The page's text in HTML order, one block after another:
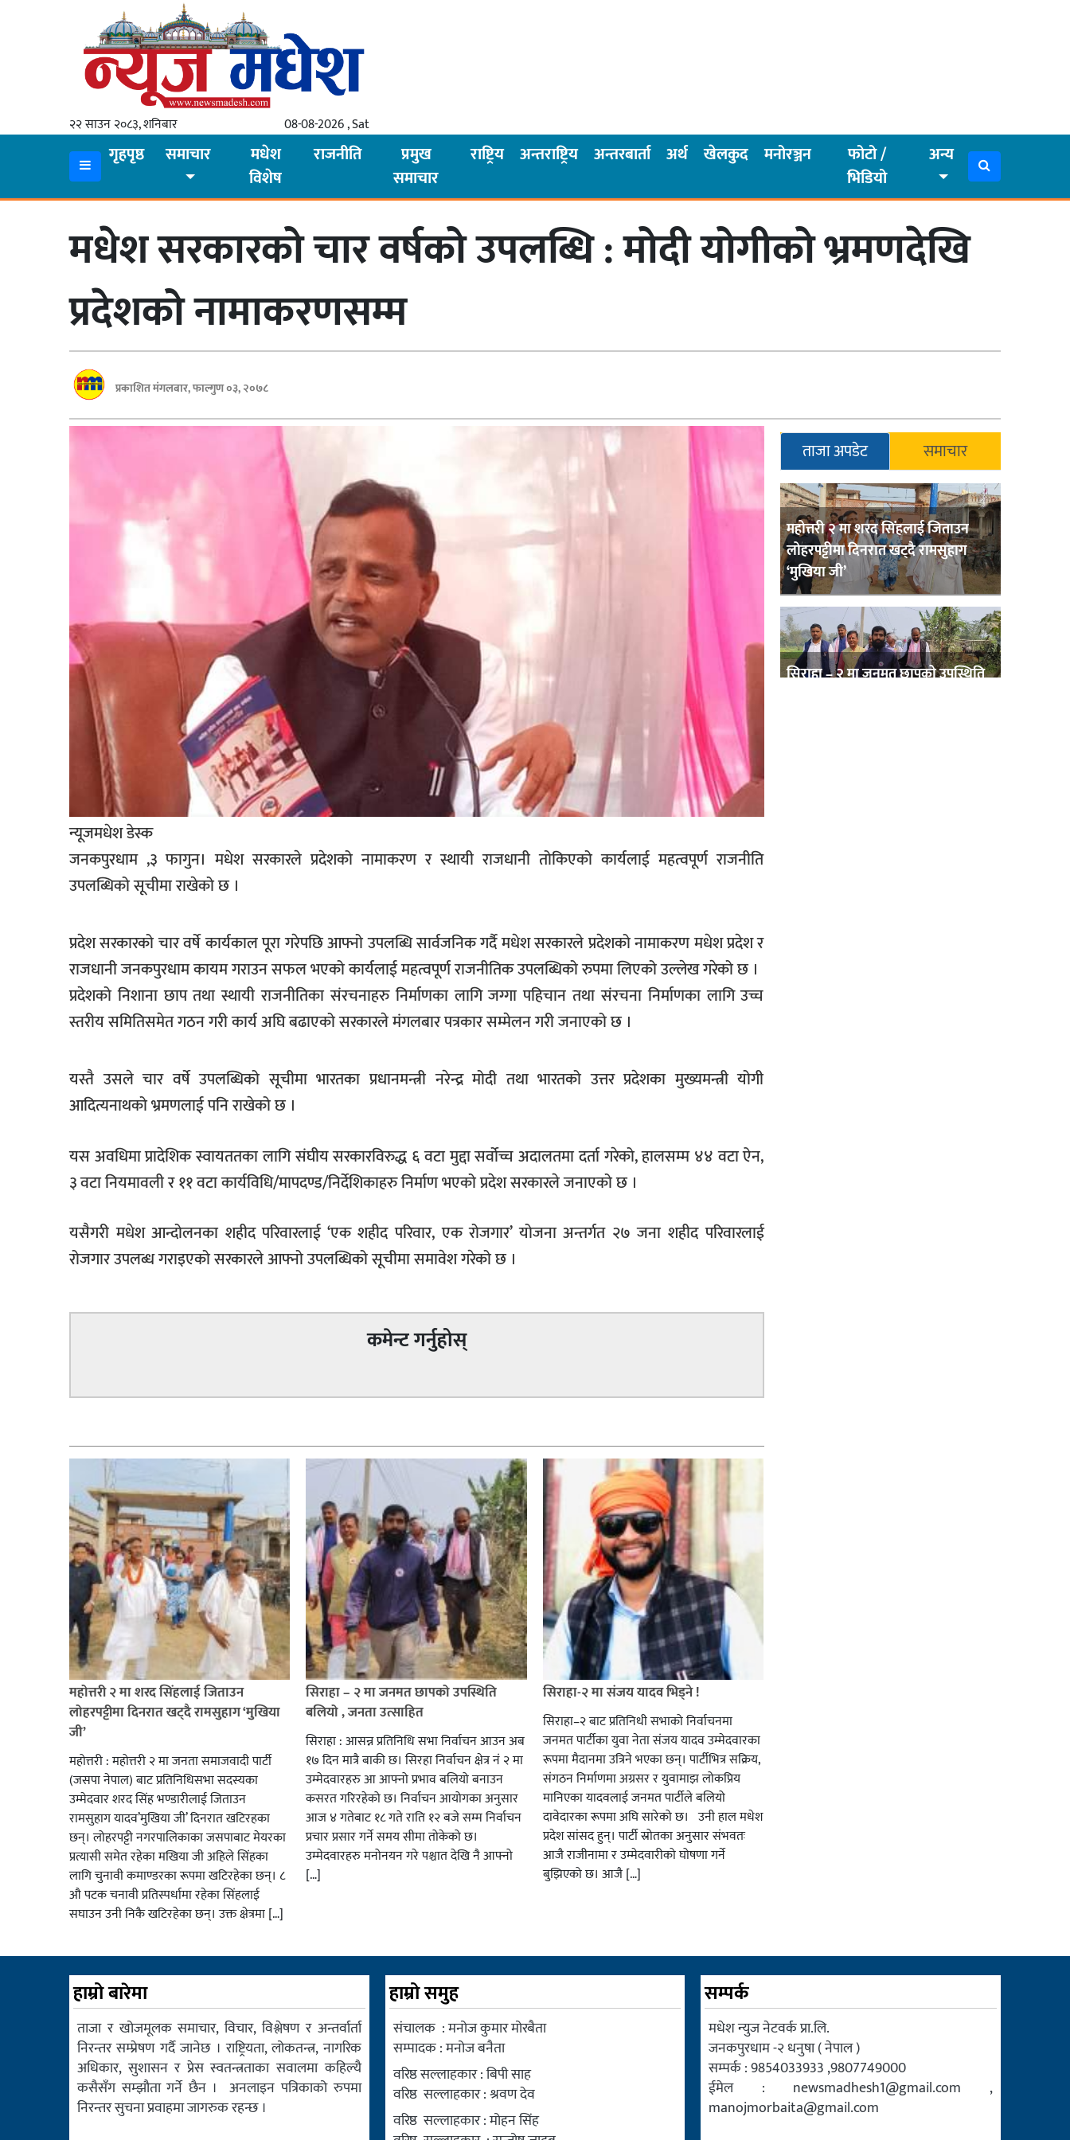
२२ साउन २०८३, शनिबार 08-08-2026 , Sat
गृहपृष्ठ समाचार
मधेश
विशेष
राजनीति
प्रमुख
समाचार
राष्ट्रिय अन्तराष्ट्रिय अन्तरबार्ता अर्थ खेलकुद मनोरञ्जन
फोटो /
भिडियो
अन्य
सुदूरपश्चिम
अन्तराष्ट्रिय
अन्तरबार्ता
मधेश सरकारको चार वर्षको उपलब्धि : मोदी योगीको भ्रमणदेखि
प्रदेशको नामाकरणसम्म
प्रकाशित मंगलबार, फाल्गुण ०३, २०७८
न्यूजमधेश डेस्क
जनकपुरधाम ,३ फागुन। मधेश सरकारले प्रदेशको नामाकरण र स्थायी राजधानी तोकिएको कार्यलाई महत्वपूर्ण राजनीति
उपलब्धिको सूचीमा राखेको छ ।
प्रदेश सरकारको चार वर्षे कार्यकाल पूरा गरेपछि आफ्नो उपलब्धि सार्वजनिक गर्दै मधेश सरकारले प्रदेशको नामाकरण मधेश प्रदेश र
राजधानी जनकपुरधाम कायम गराउन सफल भएको कार्यलाई महत्वपूर्ण राजनीतिक उपलब्धिको रुपमा लिएको उल्लेख गरेको छ ।
प्रदेशको निशाना छाप तथा स्थायी राजनीतिका संरचनाहरु निर्माणका लागि जग्गा पहिचान तथा संरचना निर्माणका लागि उच्च
स्तरीय समितिसमेत गठन गरी कार्य अघि बढाएको सरकारले मंगलबार पत्रकार सम्मेलन गरी जनाएको छ ।
यस्तै उसले चार वर्षे उपलब्धिको सूचीमा भारतका प्रधानमन्त्री नरेन्द्र मोदी तथा भारतको उत्तर प्रदेशका मुख्यमन्त्री योगी
आदित्यनाथको भ्रमणलाई पनि राखेको छ ।
यस अवधिमा प्रादेशिक स्वायततका लागि संघीय सरकारविरुद्ध ६ वटा मुद्दा सर्वोच्च अदालतमा दर्ता गरेको, हालसम्म ४४ वटा ऐन,
३ वटा नियमावली र ११ वटा कार्यविधि/मापदण्ड/निर्देशिकाहरु निर्माण भएको प्रदेश सरकारले जनाएको छ ।
यसैगरी मधेश आन्दोलनका शहीद परिवारलाई ‘एक शहीद परिवार, एक रोजगार’ योजना अन्तर्गत २७ जना शहीद परिवारलाई
रोजगार उपलब्ध गराइएको सरकारले आफ्नो उपलब्धिको सूचीमा समावेश गरेको छ ।
ताजा अपडेट समाचार
महोत्तरी २ मा शरद सिंहलाई जिताउन
लोहरपट्टीमा दिनरात खट्दै रामसुहाग
‘मुखिया जी’
सिराहा – २ मा जनमत छापको उपस्थिति
कमेन्ट गर्नुहोस्
महोत्तरी २ मा शरद सिंहलाई जिताउन
लोहरपट्टीमा दिनरात खट्दै रामसुहाग ‘मुखिया
जी’
महोत्तरी : महोत्तरी २ मा जनता समाजवादी पार्टी
(जसपा नेपाल) बाट प्रतिनिधिसभा सदस्यका
उम्मेदवार शरद सिंह भण्डारीलाई जिताउन
रामसुहाग यादव’मुखिया जी’ दिनरात खटिरहका
छन्। लोहरपट्टी नगरपालिकाका जसपाबाट मेयरका
प्रत्यासी समेत रहेका मखिया जी अहिले सिंहका
लागि चुनावी कमाण्डरका रूपमा खटिरहेका छन्। ८
औ पटक चनावी प्रतिस्पर्धामा रहेका सिंहलाई
सघाउन उनी निकै खटिरहेका छन्। उक्त क्षेत्रमा […]
सिराहा – २ मा जनमत छापको उपस्थिति
बलियो , जनता उत्साहित
सिराहा : आसन्न प्रतिनिधि सभा निर्वाचन आउन अब
१७ दिन मात्रै बाकी छ। सिरहा निर्वाचन क्षेत्र नं २ मा
उम्मेदवारहरु आ आफ्नो प्रभाव बलियो बनाउन
कसरत गरिरहेको छ। निर्वाचन आयोगका अनुसार
आज ४ गतेबाट १८ गते राति १२ बजे सम्म निर्वाचन
प्रचार प्रसार गर्ने समय सीमा तोकेको छ।
उम्मेदवारहरु मनोनयन गरे पश्चात देखि नै आफ्नो
[…]
सिराहा-२ मा संजय यादव भिड्ने !
सिराहा–२ बाट प्रतिनिधी सभाको निर्वाचनमा
जनमत पार्टीका युवा नेता संजय यादव उम्मेदवारका
रूपमा मैदानमा उत्रिने भएका छन्। पार्टीभित्र सक्रिय,
संगठन निर्माणमा अग्रसर र युवामाझ लोकप्रिय
मानिएका यादवलाई जनमत पार्टीले बलियो
दावेदारका रूपमा अघि सारेको छ। उनी हाल मधेश
प्रदेश सांसद हुन्। पार्टी स्रोतका अनुसार संभवतः
आजै राजीनामा र उम्मेदवारीको घोषणा गर्ने
बुझिएको छ। आजै […]
हाम्रो बारेमा
ताजा र खोजमूलक समाचार, विचार, विश्लेषण र अन्तर्वार्ता
निरन्तर सम्प्रेषण गर्दै जानेछ । राष्ट्रियता, लोकतन्त्र, नागरिक
अधिकार, सुशासन र प्रेस स्वतन्त्रताका सवालमा कहिल्यै
कसैसँग सम्झौता गर्ने छैन । अनलाइन पत्रिकाको रुपमा
निरन्तर सुचना प्रवाहमा जागरुक रहन्छ ।
हाम्रो समुह
संचालक : मनोज कुमार मोरबैता
सम्पादक : मनोज बनैता
वरिष्ठ सल्लाहकार : बिपी साह
वरिष्ठ सल्लाहकार : श्रवण देव
वरिष्ठ सल्लाहकार : मोहन सिंह
सम्पर्क
मधेश न्युज नेटवर्क प्रा.लि.
जनकपुरधाम -२ धनुषा ( नेपाल )
सम्पर्क : 9854033933 ,9807749000
ईमेल : newsmadhesh1@gmail.com ,
manojmorbaita@gmail.com